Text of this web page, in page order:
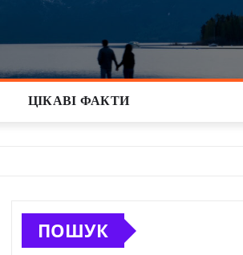
ЦІКАВІ ФАКТИ
ПОШУК